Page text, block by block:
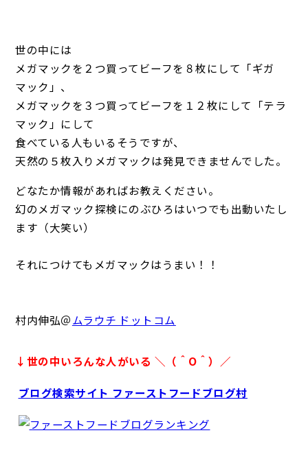
世の中には
メガマックを２つ買ってビーフを８枚にして「ギガ
マック」、
メガマックを３つ買ってビーフを１２枚にして「テラ
マック」にして
食べている人もいるそうですが、
天然の５枚入りメガマックは発見できませんでした。
どなたか情報があればお教えください。
幻のメガマック探検にのぶひろはいつでも出動いたし
ます（大笑い）
それにつけてもメガマックはうまい！！
村内伸弘＠ムラウチ ドットコム
↓世の中いろんな人がいる ＼（＾O＾）／
ブログ検索サイト ファーストフードブログ村